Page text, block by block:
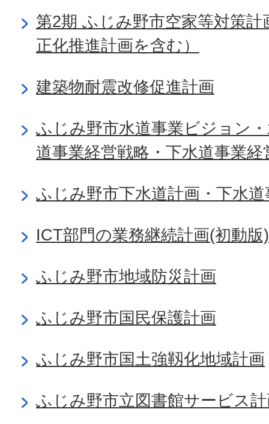
第2期 ふじみ野市空家等対策
正化推進計画を含む）
建築物耐震改修促進計画
ふじみ野市水道事業ビジョン
道事業経営戦略・下水道事業経
ふじみ野市下水道計画・下水
ICT部門の業務継続計画(初動版)
ふじみ野市地域防災計画
ふじみ野市国民保護計画
ふじみ野市国土強靱化地域計画
ふじみ野市立図書館サービス